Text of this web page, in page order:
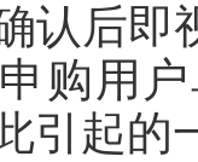
认后即
购用
引起的